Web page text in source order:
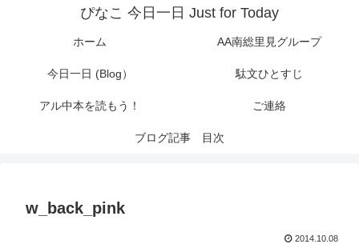
ぴなこ 今日一日 Just for Today
ホーム AA南総里見グループ
今日一日 (Blog） 駄文ひとすじ
アル中本を読もう！ ご連絡
ブログ記事 目次
w_back_pink
2014.10.08